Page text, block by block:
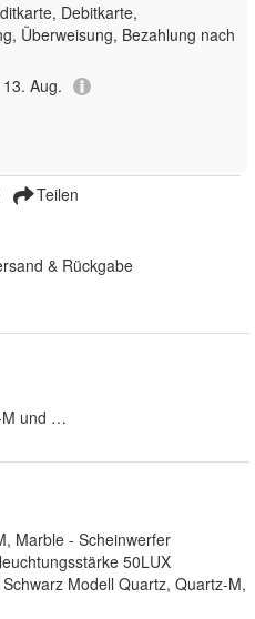
Debitkarte,
Überweisung, Bezahlung nach
Aug.
Teilen
& Rückgabe
Quartz, Quartz-M und Marble
Marble - Scheinwerfer
50LUX
Modell Quartz, Quartz-M,